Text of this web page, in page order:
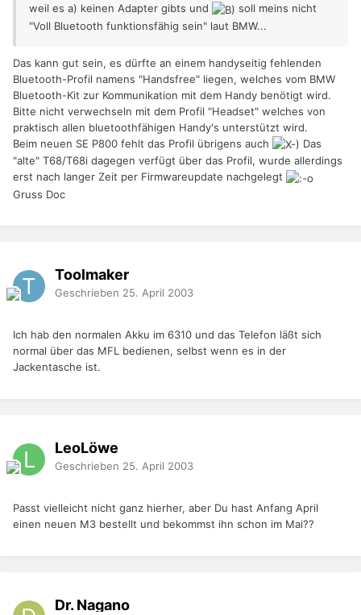
weil es a) keinen Adapter gibts und
soll meins nicht
"Voll Bluetooth funktionsfähig sein" laut BMW...
Das kann gut sein, es dürfte an einem handyseitig fehlenden
Bluetooth-Profil namens "Handsfree" liegen, welches vom BMW
Bluetooth-Kit zur Kommunikation mit dem Handy benötigt wird.
Bitte nicht verwechseln mit dem Profil "Headset" welches von
praktisch allen bluetoothfähigen Handy's unterstützt wird.
Beim neuen SE P800 fehlt das Profil übrigens auch
Das
"alte" T68/T68i dagegen verfügt über das Profil, wurde allerdings
erst nach langer Zeit per Firmwareupdate nachgelegt
Gruss Doc
Toolmaker
Geschrieben 25. April 2003
Ich hab den normalen Akku im 6310 und das Telefon läßt sich
normal über das MFL bedienen, selbst wenn es in der
Jackentasche ist.
LeoLöwe
Geschrieben 25. April 2003
Passt vielleicht nicht ganz hierher, aber Du hast Anfang April
einen neuen M3 bestellt und bekommst ihn schon im Mai??
Dr. Nagano